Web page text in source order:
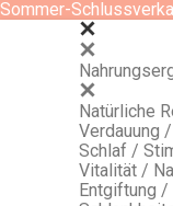
Sommer-
Natürliche
Verdauung
Schlaf /
Vitalität /
Entgiftung /